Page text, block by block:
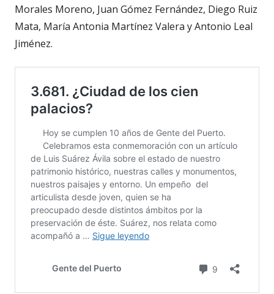
Morales Moreno, Juan Gómez Fernández, Diego Ruiz
Mata, María Antonia Martínez Valera y Antonio Leal
Jiménez.